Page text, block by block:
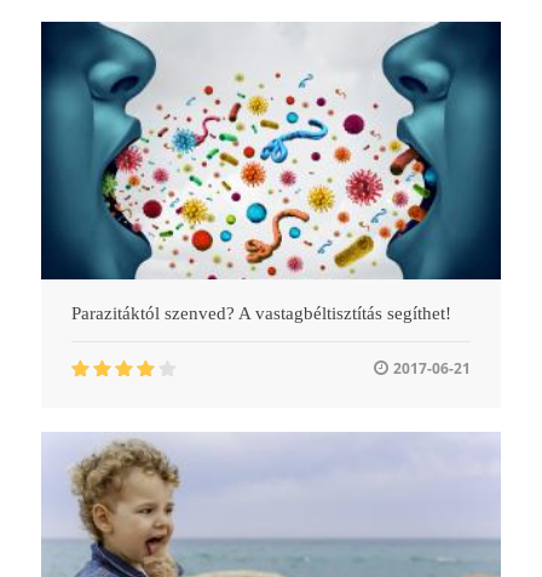
Parazitáktól szenved? A vastagbéltisztítás segíthet!
2017-06-21